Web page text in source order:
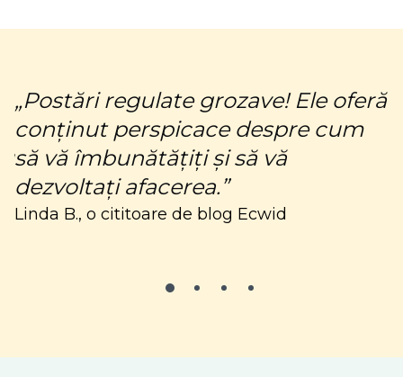
„Postări regulate grozave! Ele oferă
conținut perspicace despre cum
să vă îmbunătățiți și să vă
dezvoltați afacerea.”
Linda B., o cititoare de blog Ecwid